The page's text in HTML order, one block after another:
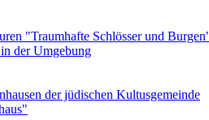
"Traumhafte Schlösser und
der Umgebung
der jüdischen Kultusgemeinde